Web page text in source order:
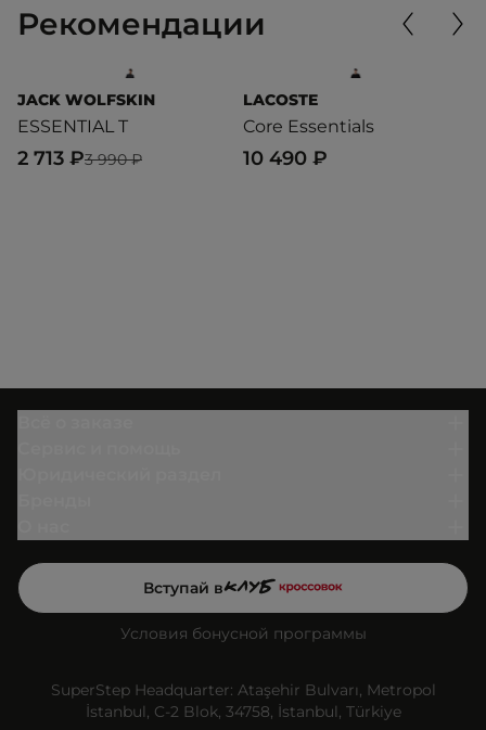
Рекомендации
JACK WOLFSKIN
ESSENTIAL T
3 990 ₽
2 713 ₽
LACOSTE
Core Essentials
10 490 ₽
Вступай в
Условия бонусной программы
SuperStep Headquarter: Ataşehir Bulvarı, Metropol
İstanbul, C-2 Blok, 34758, İstanbul, Türkiye